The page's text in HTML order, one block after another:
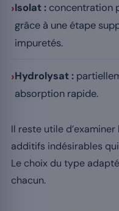
›Isolat : concentration
grâce à une étape
impuretés.
›Hydrolysat :
absorption rapide.
Il reste utile
additifs indésirables
Le choix du type
chacun.